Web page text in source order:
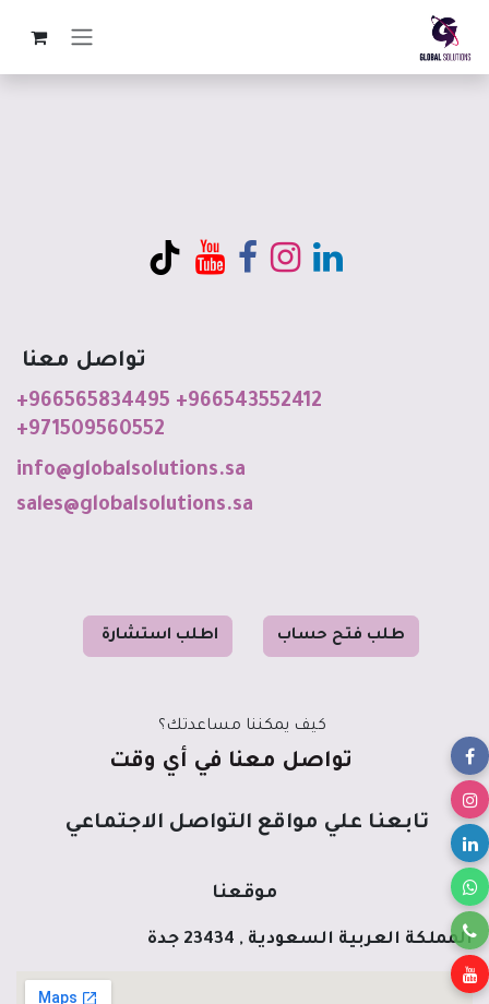
تخطي للذهاب إلى المحتوى
تواصل معنا
+966565834495 +966543552412
+971509560552
info@globalsolutions.sa
sales@globalsolutions.sa
طلب فتح حساب اطلب استشارة
كيف يمكننا مساعدتك؟
تواصل معنا في أي وقت
تابعنا علي مواقع التواصل الاجتماعي
موقعنا
المملكة العربية السعودية , 23434 جدة